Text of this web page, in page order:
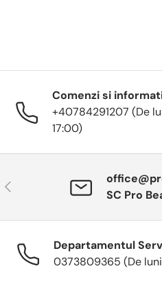
Comenzi si
+40784291207 (De
17:00)
Anterior
SC Pro
Departamentul
0373809365 (De